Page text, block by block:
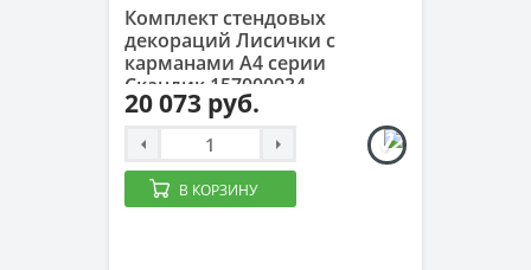
Комплект стендовых
декораций Лисички с
карманами А4 серии
Скандик 157000934
20 073 руб.
В КОРЗИНУ